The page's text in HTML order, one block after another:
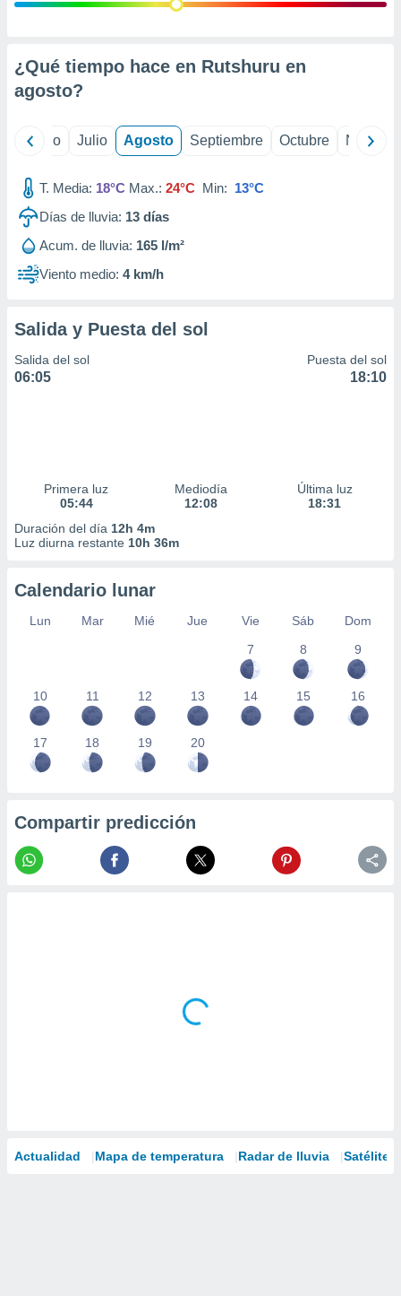
e
mediante
de
1199
¿Qué tiempo hace en Rutshuru en
agosto?
Junio Julio Agosto Septiembre Octubre
T. Media: 18°C Max.: 24°C Min: 13°C
Días de lluvia: 13 días
Acum. de lluvia: 165 l/m²
Viento medio: 4 km/h
Salida y Puesta del sol
Salida del sol
06:05
Puesta del sol
18:10
Primera luz
05:44
Mediodía
12:08
Última luz
18:31
Duración del día 12h 4m
Luz diurna restante 10h 36m
Calendario lunar
Lun Mar Mié Jue Vie Sáb
Dom
7
8 9
10 11 12 13 14 15 16
17 18 19 20
Compartir predicción
Actualidad Mapa de temperatura Radar de lluvia Satélites